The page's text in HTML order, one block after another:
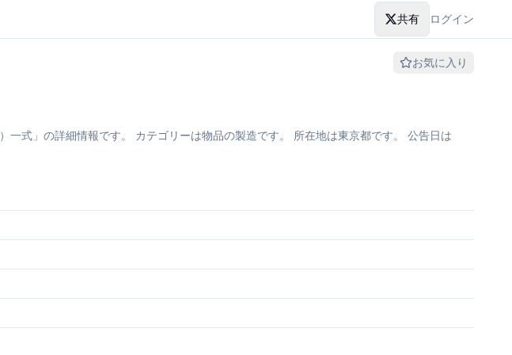
共有 ログイン
お気に入り
式」の詳細情報です。 カテゴリーは物品の製造です。 所在地は東京都です。 公告日は